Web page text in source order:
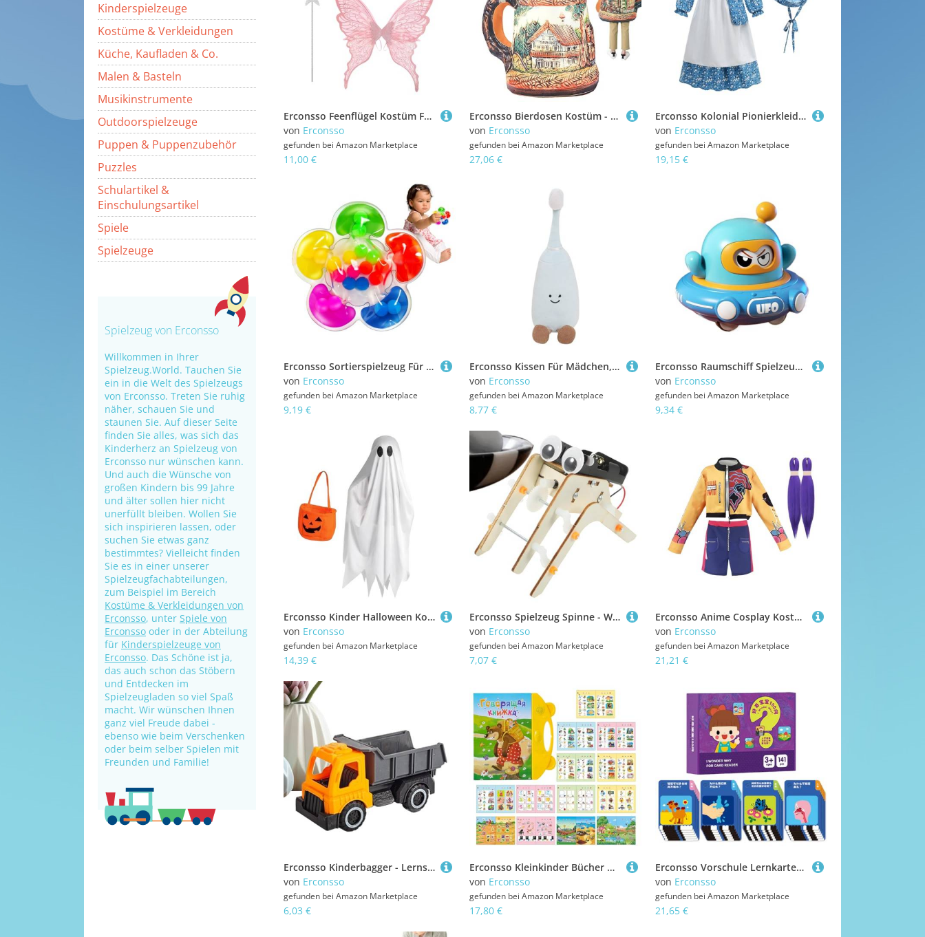
Kinderspielzeuge
Kostüme & Verkleidungen
Küche, Kaufladen & Co.
Malen & Basteln
Musikinstrumente
Outdoorspielzeuge
Puppen & Puppenzubehör
Puzzles
Schulartikel &
Einschulungsartikel
Spiele
Spielzeuge
Spielzeug von Erconsso
Willkommen in Ihrer
Spielzeug.World. Tauchen Sie
ein in die Welt des Spielzeugs
von Erconsso. Treten Sie ruhig
näher, schauen Sie und
staunen Sie. Auf dieser Seite
finden Sie alles, was sich das
Kinderherz an Spielzeug von
Erconsso nur wünschen kann.
Und auch die Wünsche von
großen Kindern bis 99 Jahre
und älter sollen hier nicht
unerfüllt bleiben. Wollen Sie
sich inspirieren lassen, oder
suchen Sie etwas ganz
bestimmtes? Vielleicht finden
Sie es in einer unserer
Spielzeugfachabteilungen,
zum Beispiel im Bereich
Kostüme & Verkleidungen von
Erconsso, unter Spiele von
Erconsso oder in der Abteilung
für Kinderspielzeuge von
Erconsso. Das Schöne ist ja,
das auch schon das Stöbern
und Entdecken im
Spielzeugladen so viel Spaß
macht. Wir wünschen Ihnen
ganz viel Freude dabei -
ebenso wie beim Verschenken
oder beim selber Spielen mit
Freunden und Familie!
Erconsso Feenflügel Kostüm Für Damen,Kostüm Für Damen Halloween Schmetterlingsfee Flügel - Festliche Verkleidung Für Galabälle Theaterbühne Charakterdarstellung
von Erconsso
gefunden bei Amazon Marketplace
11,00 €
Erconsso Bierdosen Kostüm - Damen Bierkrug Kostüm | Bequemer Einteiler Für Kinder Damen Herren Oktoberfest Events
von Erconsso
gefunden bei Amazon Marketplace
27,06 €
Erconsso Kolonial Pionierkleid - Mädchen Präriekleid Für Halloween - Verkleidung Zubehör Für Kleinkind Halloween Tochter Alltag Schule Rollenspiel Frühling Events
von Erconsso
gefunden bei Amazon Marketplace
19,15 €
Erconsso Sortierspielzeug Für Kleinkinder,Beruhigendes Lernspielzeug zur Zuordnung - Lernspiel für Flugzeug Restaurant Tisch Unterricht Zuhause Schule Kindergarten Draußen
von Erconsso
gefunden bei Amazon Marketplace
9,19 €
Erconsso Kissen Für Mädchen,Niedliches Weiches Zahn Kuscheltier - Kinderzimmer Deko Für Mädchen Jugendliche Familie
von Erconsso
gefunden bei Amazon Marketplace
8,77 €
Erconsso Raumschiff Spielzeug - Cartoon Rückszieh Untertasse Inertial Spielzeug Für Kinder,Outdoor Aktivitäten Gesichtswechsel Indoor Spielplatz für Kleinkinder Mädchen Junge Kindergeburtstag Garten
von Erconsso
gefunden bei Amazon Marketplace
9,34 €
Erconsso Kinder Halloween Kostüm,Verkleidung Weißes Gespensterkostüm - mit Kürbis Süßigkeiten Taschen, Festlich Outfit Für Mädchen Kinder Fest Geburtstag Schulspiel Feiern
von Erconsso
gefunden bei Amazon Marketplace
14,39 €
Erconsso Spielzeug Spinne - Wissenschaftlich Realistische Spinnenfiguren - Interaktives Experimentierspielzeug Sinnesfördernd Kindergeburtstag Spielzimmer Aktivität
von Erconsso
gefunden bei Amazon Marketplace
7,07 €
Erconsso Anime Cosplay Kostüme - Rollenspiel Halloween Anzug mit Perücke | Rollenspiel Kostüme Outfit für Bühnenauftritt Fotoshooting Motto Party - Themenparty Bühnenperformance Jugendliche Kinder
von Erconsso
gefunden bei Amazon Marketplace
21,21 €
Erconsso Kinderbagger - Lernspielzeug Baufahrzeuge mit Zieh-und-Loslass-Funktion,Bagger Lernspielzeug Für Kleinkinder Vorschule Kindergeburtstag Haus Party Geschenkidee
von Erconsso
gefunden bei Amazon Marketplace
6,03 €
Erconsso Kleinkinder Bücher Mit Ton | Interaktives Russisch Sprachspielzeug,Lernspielzeug Für Anfänger Vorschule Schule Zuhause Eltern Kinder
von Erconsso
gefunden bei Amazon Marketplace
17,80 €
Erconsso Vorschule Lernkarten | Frühes Lernspiel Set,Englisch Aussprache Lernspielzeug Für Kinder Ab 4 Jahre Mädchen Geburtstag Reise Kindergarten
von Erconsso
gefunden bei Amazon Marketplace
21,65 €